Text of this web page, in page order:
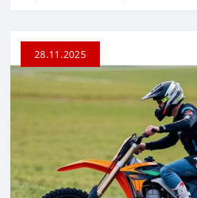
28.11.2025